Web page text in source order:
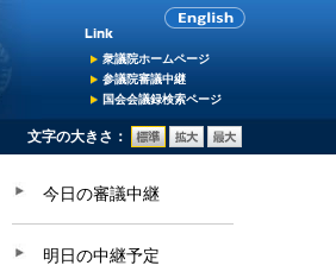
衆議院ホームページ
参議院審議中継
国会会議録検索ページ
文字の大きさ：
今日の審議中継
明日の中継予定